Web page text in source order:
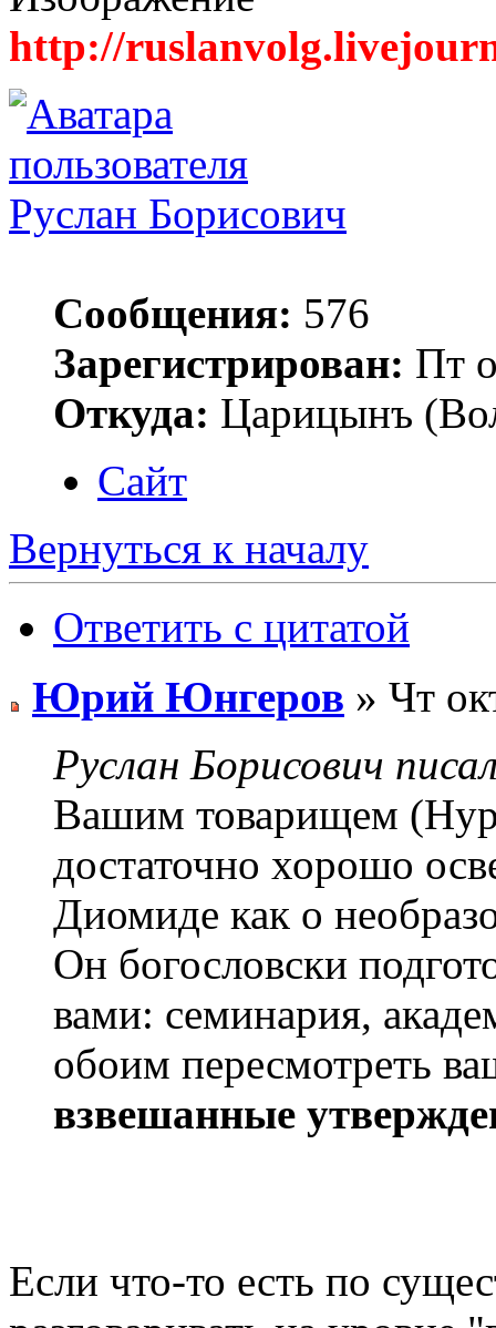
http://
Руслан Борисович
Сообщения: 576
Зарегистрирован: Пт
Откуда: Царицынъ
Сайт
Вернуться к началу
Ответить с цитатой
Юрий Юнгеров » Чт
Руслан Борисович
Вашим товарищем
достаточно хорошо
Диомиде как о
Он богословски
вами: семинария,
обоим пересмотреть
взвешанные
Если что-то есть по